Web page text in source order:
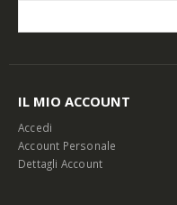
IL MIO ACCOUNT
Accedi
Account Personale
Dettagli Account